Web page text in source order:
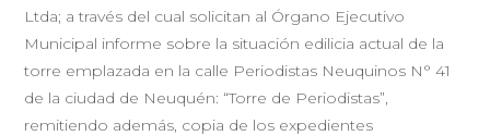
Ltda; a través del cual solicitan al Órgano Ejecutivo
Municipal informe sobre la situación edilicia actual de la
torre emplazada en la calle Periodistas Neuquinos N° 41
de la ciudad de Neuquén: “Torre de Periodistas”,
remitiendo además, copia de los expedientes